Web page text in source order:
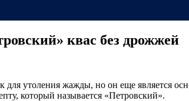
квас без дрожжей
для утоления жажды, но он еще является
который называется «Петровский».